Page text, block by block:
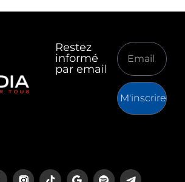
Restez
informé
par email
M'inscrire